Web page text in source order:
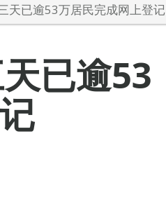
天已逾53万居民完成网上登记
已逾53